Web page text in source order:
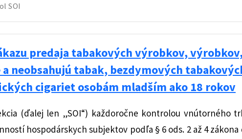
SOI
predaja tabakových výrobkov,
a neobsahujú tabak, bezdymových
cigariet osobám mladším ako 18 rokov
(ďalej len „SOI“) každoročne kontrolou vnútorného
hospodárskych subjektov podľa § 6 ods. 2 až 4 zákona